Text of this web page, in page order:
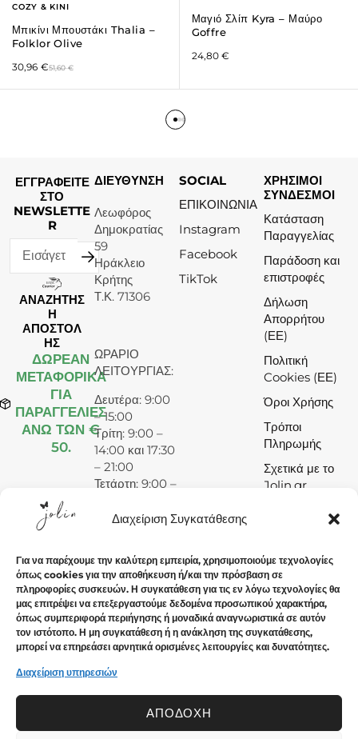
Διαχείριση Συγκατάθεσης
Για να παρέχουμε την καλύτερη εμπειρία, χρησιμοποιούμε τεχνολογίες
όπως cookies για την αποθήκευση ή/και την πρόσβαση σε
πληροφορίες συσκευών. Η συγκατάθεση για τις εν λόγω τεχνολογίες θα
μας επιτρέψει να επεξεργαστούμε δεδομένα προσωπικού χαρακτήρα,
όπως συμπεριφορά περιήγησης ή μοναδικά αναγνωριστικά σε αυτόν
τον ιστότοπο. Η μη συγκατάθεση ή η ανάκληση της συγκατάθεσης,
μπορεί να επηρεάσει αρνητικά ορισμένες λειτουργίες και δυνατότητες.
Διαχείριση υπηρεσιών
ΑΠΟΔΟΧΉ
COZY & KINI
Μπικίνι Μπουστάκι Thalia –
Folklor Olive
51,60€
30,96 €
Μαγιό Σλίπ Kyra – Μαύρο
Goffre
24,80€
ΕΓΓΡΑΦΕΙΤΕ
ΣΤΟ
NEWSLETTE
R
ΑΝΑΖΗΤΗΣ
Η
ΑΠΟΣΤΟΛ
ΗΣ
ΔΩΡΕΆΝ
ΜΕΤΑΦΟΡΙΚΑ
ΓΙΑ
ΠΑΡΑΓΓΕΛΙΕΣ
ΑΝΩ ΤΩΝ €
50.
ΔΙΕΥΘΥΝΣΗ
Λεωφόρος
Δημοκρατίας
59
Ηράκλειο
Κρήτης
Τ.Κ. 71306
ΩΡΑΡΙΟ
ΛΕΙΤΟΥΡΓΙΑΣ:
Δευτέρα: 9:00
– 15:00
Τρίτη: 9:00 –
14:00 και 17:30
– 21:00
Τετάρτη: 9:00 –
Πέμπτη: 9:00 –
Παρασκευή:
9:00 – 14:00
και 17:30 –
21:00
Σάββατο: 9:00
– 15:00
Κυριακή:
SOCIAL
ΕΠΙΚΟΙΝΩΝΙΑ
Instagram
Facebook
TikTok
ΧΡΗΣΙΜΟΙ
ΣΥΝΔΕΣΜΟΙ
Κατάσταση
Παραγγελίας
Παράδοση και
επιστροφές
Δήλωση
Απορρήτου
(ΕΕ)
Πολιτική
Cookies (ΕΕ)
Όροι Χρήσης
Τρόποι
Πληρωμής
Σχετικά με το
Jolin.gr